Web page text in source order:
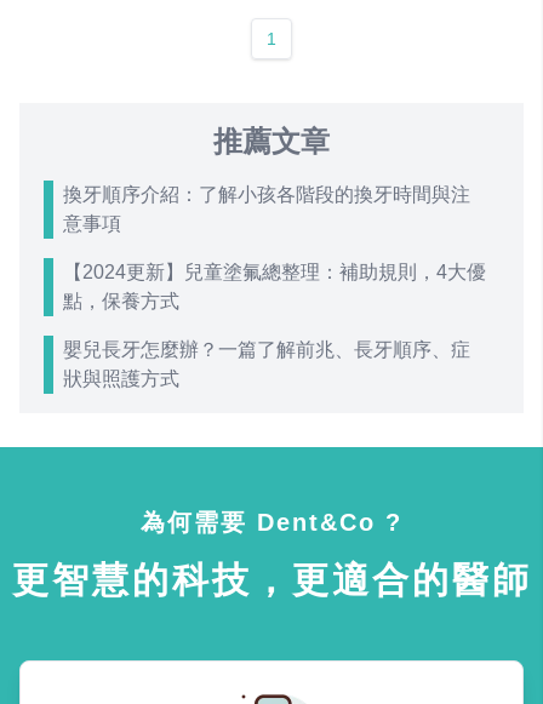
1
推薦文章
換牙順序介紹：了解小孩各階段的換牙時間與注
意事項
【2024更新】兒童塗氟總整理：補助規則，4大優
點，保養方式
嬰兒長牙怎麼辦？一篇了解前兆、長牙順序、症
狀與照護方式
為何需要 Dent&Co ?
更智慧的科技，更適合的醫師